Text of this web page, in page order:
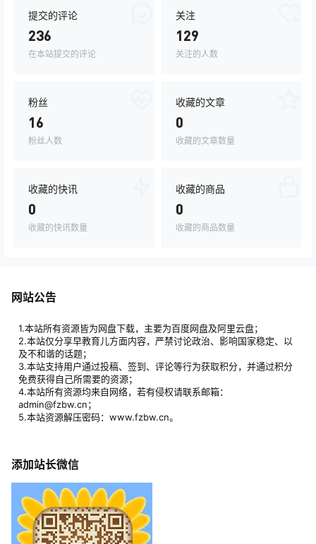
提交的评论
236
在本站提交的评论
关注
129
关注的人数
粉丝
16
粉丝人数
收藏的文章
0
收藏的文章数量
收藏的快讯
0
收藏的快讯数量
收藏的商品
0
收藏的商品数量
网站公告
1.本站所有资源皆为网盘下载，主要为百度网盘及阿里云盘；
2.本站仅分享早教育儿方面内容，严禁讨论政治、影响国家稳定、以
及不和谐的话题；
3.本站支持用户通过投稿、签到、评论等行为获取积分，并通过积分
免费获得自己所需要的资源；
4.本站所有资源均来自网络，若有侵权请联系邮箱：
admin@fzbw.cn；
5.本站资源解压密码：www.fzbw.cn。
添加站长微信